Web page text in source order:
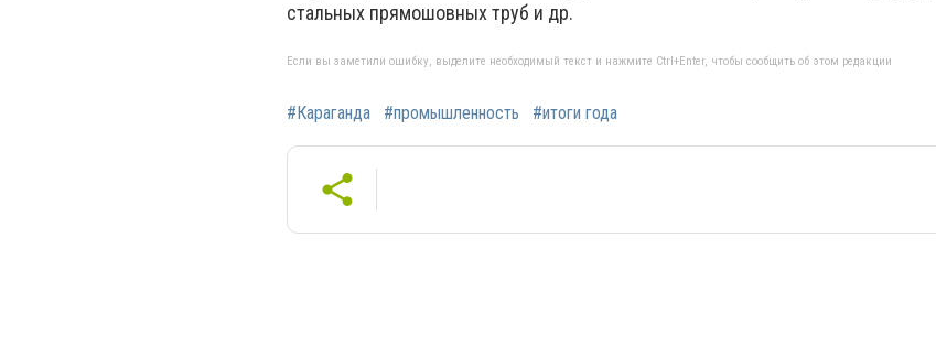
стальных прямошовных труб и др.
Если вы заметили ошибку, выделите необходимый текст и нажмите Ctrl+Enter, чтобы сообщить об этом редакции
#Караганда #промышленность #итоги года